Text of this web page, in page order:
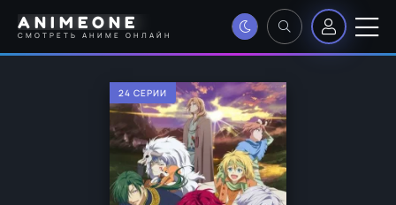
ANIMEONE
СМОТРЕТЬ АНИМЕ ОНЛАЙН
24 СЕРИИ